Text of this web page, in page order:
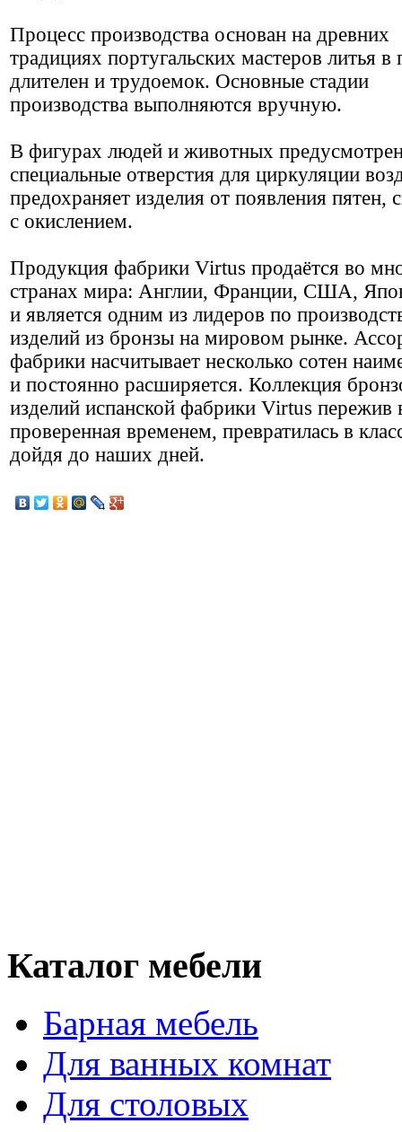
Процесс производства основан на древних
традициях португальских мастеров литья
длителен и трудоемок. Основные стадии
производства выполняются вручную.
В фигурах людей и животных
специальные отверстия для циркуляции
предохраняет изделия от появления пятен,
с окислением.
Продукция фабрики Virtus продаётся во
странах мира: Англии, Франции, США,
и является одним из лидеров по
изделий из бронзы на мировом рынке.
фабрики насчитывает несколько сотен
и постоянно расширяется. Коллекция
изделий испанской фабрики Virtus пережив
проверенная временем, превратилась в
дойдя до наших дней.
Каталог мебели
Барная мебель
Для ванных комнат
Для столовых